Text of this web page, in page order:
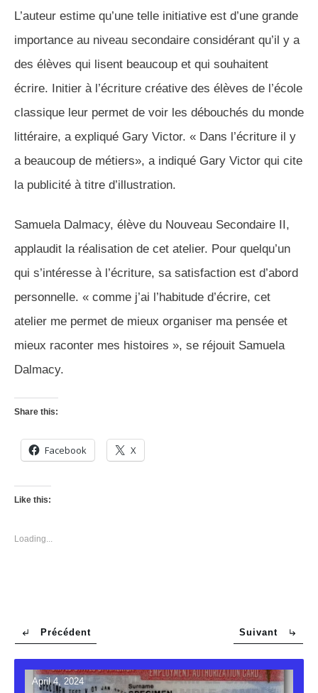
L’auteur estime qu’une telle initiative est d’une grande
importance au niveau secondaire considérant qu’il y a
des élèves qui lisent beaucoup et qui souhaitent
écrire. Initier à l’écriture créative des élèves de l’école
classique leur permet de voir les débouchés du monde
littéraire, a expliqué Gary Victor. « Dans l’écriture il y
a beaucoup de métiers», a indiqué Gary Victor qui cite
la publicité à titre d’illustration.
Samuela Dalmacy, élève du Nouveau Secondaire II,
applaudit la réalisation de cet atelier. Pour quelqu’un
qui s’intéresse à l’écriture, sa satisfaction est d’abord
personnelle. « comme j’ai l’habitude d’écrire, cet
atelier me permet de mieux organiser ma pensée et
mieux raconter mes histoires », se réjouit Samuela
Dalmacy.
Share this:
Facebook X
Like this:
Loading...
Précédent Suivant
April 4, 2024